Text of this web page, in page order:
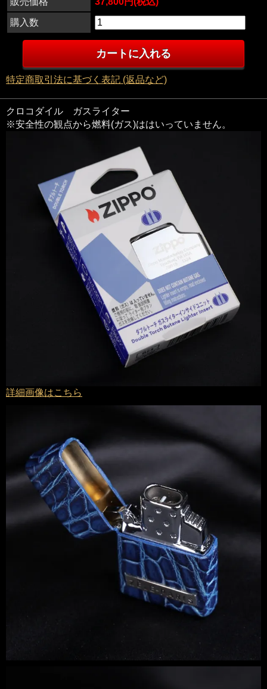
購入数
特定商取引法に基づく表記 (返品など)
クロコダイル ガスライター
※安全性の観点から燃料(ガス)ははいっていません。
詳細画像はこちら